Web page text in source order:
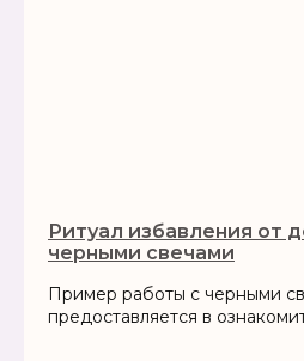
Ритуал избавления от
черными свечами
Пример работы с черными
предоставляется в